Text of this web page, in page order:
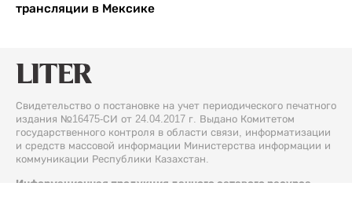
трансляции в Мексике
Свидетельство о постановке на учет периодического печатного
издания №16475-СИ от 24.04.2017 г. Выдано Комитетом
государственного контроля в области связи, информатизации
и средств массовой информации Министерства информации и
коммуникации Республики Казахстан.
Информационная продукция данного сетевого ресурса